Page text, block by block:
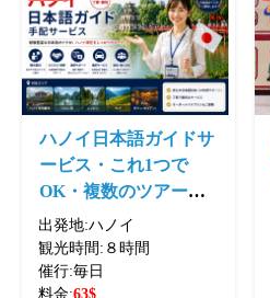
ハノイ日本語ガイドサ
ービス・これ1つで
OK・複数のツアーを
予約する必要はなく・
ハノイ観光完全 ...
出発地:ハノイ
観光時間: ８時間
催行:毎日
料金:63$